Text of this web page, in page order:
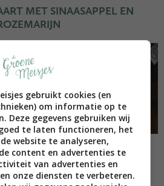
MET SINAASAPPEL EN
APPELTAART
gebruikt cookies (en
om informatie op te
Deze gegevens gebruiken wij
te laten functioneren, het
website te analyseren,
content en advertenties te
van advertenties en
onze diensten te verbeteren.